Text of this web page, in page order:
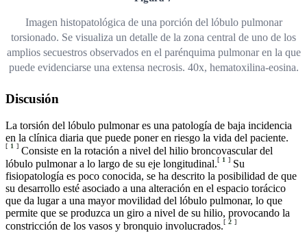
Imagen histopatológica de una porción del lóbulo pulmonar
torsionado. Se visualiza un detalle de la zona central de uno de los
amplios secuestros observados en el parénquima pulmonar en la que
puede evidenciarse una extensa necrosis. 40x, hematoxilina-eosina.
Discusión
La torsión del lóbulo pulmonar es una patología de baja incidencia
en la clínica diaria que puede poner en riesgo la vida del paciente.
[ 1 ] Consiste en la rotación a nivel del hilio broncovascular del
lóbulo pulmonar a lo largo de su eje longitudinal.[ 1 ] Su
fisiopatología es poco conocida, se ha descrito la posibilidad de que
su desarrollo esté asociado a una alteración en el espacio torácico
que da lugar a una mayor movilidad del lóbulo pulmonar, lo que
permite que se produzca un giro a nivel de su hilio, provocando la
constricción de los vasos y bronquio involucrados.[ 2 ]